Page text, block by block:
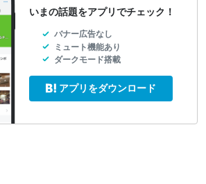
いまの話題をアプリでチェック！
バナー広告なし
ミュート機能あり
ダークモード搭載
アプリをダウンロード